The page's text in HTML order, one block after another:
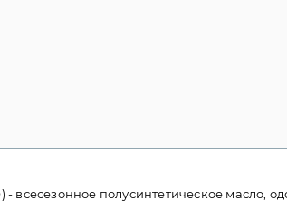
всесезонное полусинтетическое масло,